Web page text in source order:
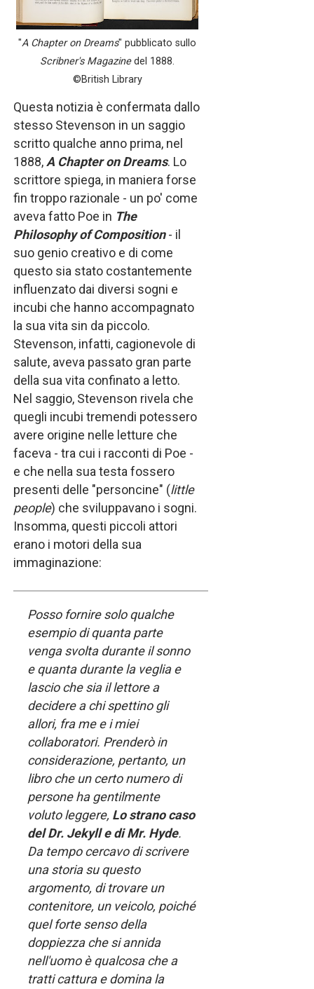
"A Chapter on Dreams" pubblicato sullo
Scribner's Magazinedel 1888.
©British Library
Questa notizia è confermata dallo
stesso Stevenson in un saggio
scritto qualche anno prima, nel
1888, A Chapter on Dreams. Lo
scrittore spiega, in maniera forse
fin troppo razionale - un po' come
aveva fatto Poe in The
Philosophy of Composition- il
suo genio creativo e di come
questo sia stato costantemente
influenzato dai diversi sogni e
incubi che hanno accompagnato
la sua vita sin da piccolo.
Stevenson, infatti, cagionevole di
salute, aveva passato gran parte
della sua vita confinato a letto.
Nel saggio, Stevenson rivela che
quegli incubi tremendi potessero
avere origine nelle letture che
faceva - tra cui i racconti di Poe -
e che nella sua testa fossero
presenti delle "personcine" (little
people) che sviluppavano i sogni.
Insomma, questi piccoli attori
erano i motori della sua
immaginazione:
Posso fornire solo qualche
esempio di quanta parte
venga svolta durante il sonno
e quanta durante la veglia e
lascio che sia il lettore a
decidere a chi spettino gli
allori, fra me e i miei
collaboratori. Prenderò in
considerazione, pertanto, un
libro che un certo numero di
persone ha gentilmente
voluto leggere, Lo strano caso
del Dr. Jekyll e di Mr. Hyde.
Da tempo cercavo di scrivere
una storia su questo
argomento, di trovare un
contenitore, un veicolo, poiché
quel forte senso della
doppiezza che si annida
nell'uomo è qualcosa che a
tratti cattura e domina la